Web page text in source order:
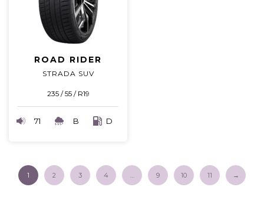
ROAD RIDER
STRADA SUV
235 / 55 / R19
71 B D
1 2 3 4 … 9 10 11 →